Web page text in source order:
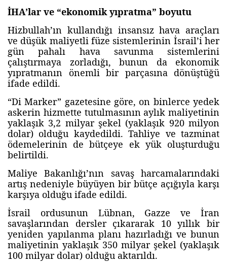
İHA’lar ve “ekonomik yıpratma” boyutu
Hizbullah’ın kullandığı insansız hava araçları
ve düşük maliyetli füze sistemlerinin İsrail’i her
gün pahalı hava savunma sistemlerini
çalıştırmaya zorladığı, bunun da ekonomik
yıpratmanın önemli bir parçasına dönüştüğü
ifade edildi.
“Di Marker” gazetesine göre, on binlerce yedek
askerin hizmette tutulmasının aylık maliyetinin
yaklaşık 3,2 milyar şekel (yaklaşık 920 milyon
dolar) olduğu kaydedildi. Tahliye ve tazminat
ödemelerinin de bütçeye ek yük oluşturduğu
belirtildi.
Maliye Bakanlığı’nın savaş harcamalarındaki
artış nedeniyle büyüyen bir bütçe açığıyla karşı
karşıya olduğu ifade edildi.
İsrail ordusunun Lübnan, Gazze ve İran
savaşlarından dersler çıkararak 10 yıllık bir
yeniden yapılanma planı hazırladığı ve bunun
maliyetinin yaklaşık 350 milyar şekel (yaklaşık
100 milyar dolar) olduğu aktarıldı.